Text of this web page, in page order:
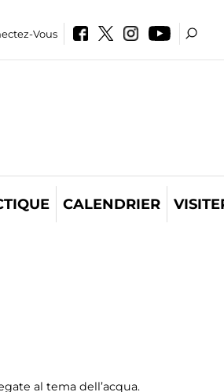
Vous
CALENDRIER
al tema dell’acqua.